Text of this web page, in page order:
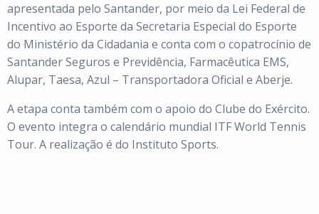
apresentada pelo Santander, por meio da Lei Federal de
Incentivo ao Esporte da Secretaria Especial do Esporte
do Ministério da Cidadania e conta com o copatrocínio de
Santander Seguros e Previdência, Farmacêutica EMS,
Alupar, Taesa, Azul – Transportadora Oficial e Aberje.
A etapa conta também com o apoio do Clube do Exército.
O evento integra o calendário mundial ITF World Tennis
Tour. A realização é do Instituto Sports.